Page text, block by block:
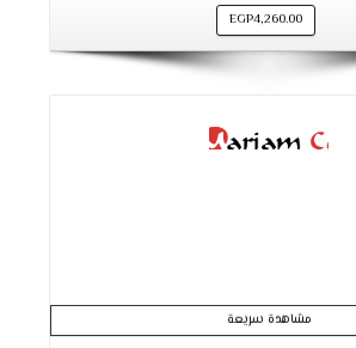
EGP4,260.00
مشاهدة سريعة